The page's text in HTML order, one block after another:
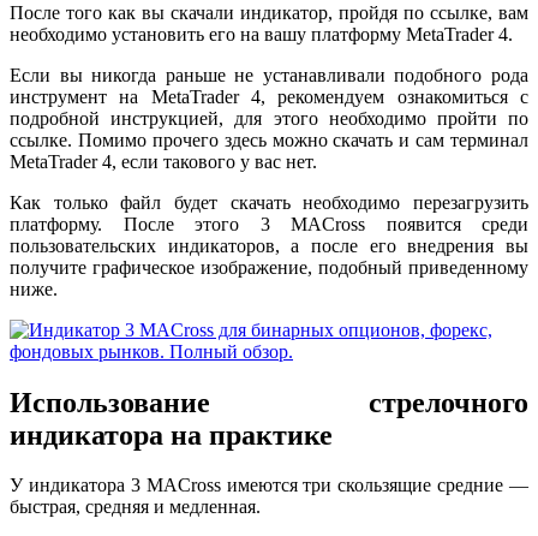
После того как вы скачали индикатор, пройдя по ссылке, вам
необходимо установить его на вашу платформу MetaTrader 4.
Если вы никогда раньше не устанавливали подобного рода
инструмент на MetaTrader 4, рекомендуем ознакомиться с
подробной инструкцией, для этого необходимо пройти по
ссылке. Помимо прочего здесь можно скачать и сам терминал
MetaTrader 4, если такового у вас нет.
Как только файл будет скачать необходимо перезагрузить
платформу. После этого 3 MACross появится среди
пользовательских индикаторов, а после его внедрения вы
получите графическое изображение, подобный приведенному
ниже.
Использование стрелочного
индикатора на практике
У индикатора 3 MACross имеются три скользящие средние —
быстрая, средняя и медленная.